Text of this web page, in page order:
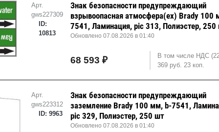
Арт.
gws227309
ID:
10813
Знак безопасности предупреждающий
взрывоопасная атмосфера(ех) Brady 100
7541, Ламинация, pic 313, Полиэстер,
Обновлено 07.08.2026 в 01:40
68 593 ₽
В том числе НДС
369 руб. 23 коп.
Арт.
gws223312
ID: 9963
Знак безопасности предупреждающий
заземление Brady 100 мм, b-7541,
pic 329, Полиэстер, 250 шт
Обновлено 07.08.2026 в 01:40